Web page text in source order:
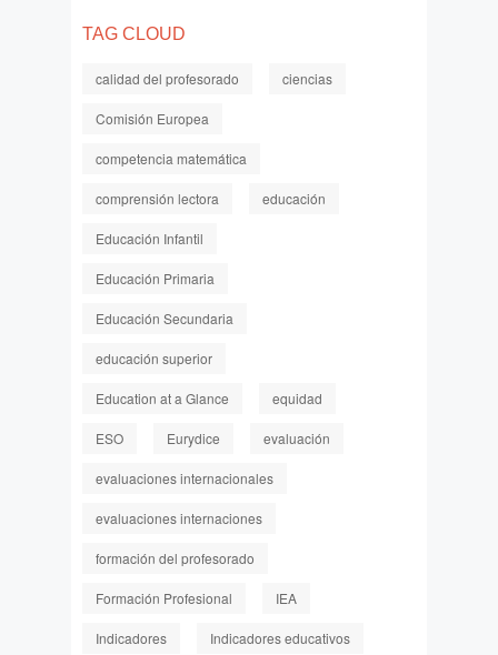
TAG CLOUD
calidad del profesorado ciencias
Comisión Europea
competencia matemática
comprensión lectora educación
Educación Infantil
Educación Primaria
Educación Secundaria
educación superior
Education at a Glance equidad
ESO Eurydice evaluación
evaluaciones internacionales
evaluaciones internaciones
formación del profesorado
Formación Profesional IEA
Indicadores Indicadores educativos